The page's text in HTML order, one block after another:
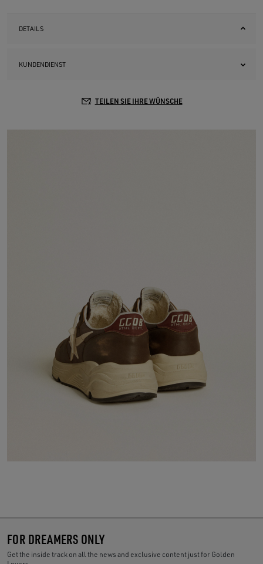
DETAILS
KUNDENDIENST
TEILEN SIE IHRE WÜNSCHE
FOR DREAMERS ONLY
Get the inside track on all the news and exclusive content just for Golden